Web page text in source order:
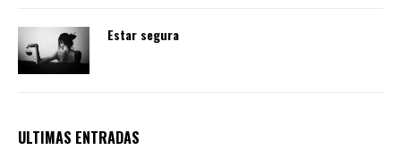
Estar segura
ULTIMAS ENTRADAS